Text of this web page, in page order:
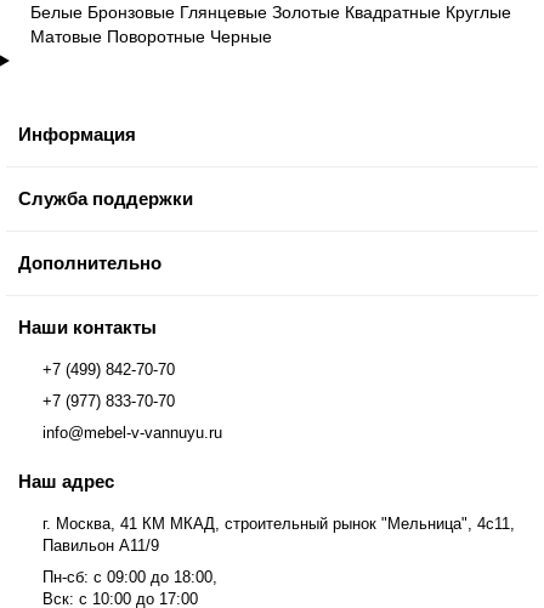
Белые Бронзовые Глянцевые Золотые Квадратные Круглые
Матовые Поворотные Черные
Информация
Служба поддержки
Дополнительно
Наши контакты
+7 (499) 842-70-70
+7 (977) 833-70-70
info@mebel-v-vannuyu.ru
Наш адрес
г. Москва, 41 КМ МКАД, строительный рынок "Мельница", 4с11,
Павильон А11/9
Пн-сб: с 09:00 до 18:00,
Вск: с 10:00 до 17:00